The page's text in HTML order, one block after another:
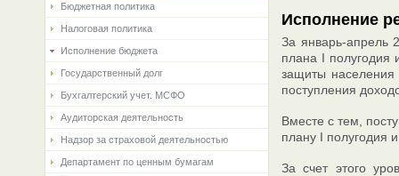
Бюджетная политика
Налоговая политика
Исполнение бюджета
Государственный долг
Бухгалтерский учет. МСФО
Аудиторская деятельность
Надзор за страховой деятельностью
Департамент по ценным бумагам
Исполнение
За январь-апрель
плана I полугодия
защиты населения
поступления
Вместе с тем,
плану I полугодия
За счет этого